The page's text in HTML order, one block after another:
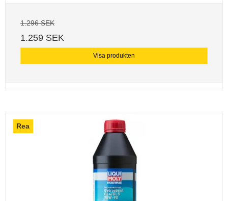
1.296 SEK
1.259 SEK
Visa produkten
Rea